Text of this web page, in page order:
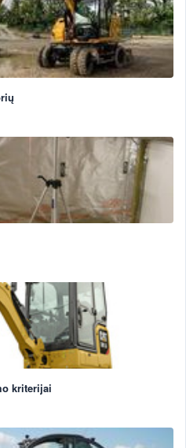
kriterijai